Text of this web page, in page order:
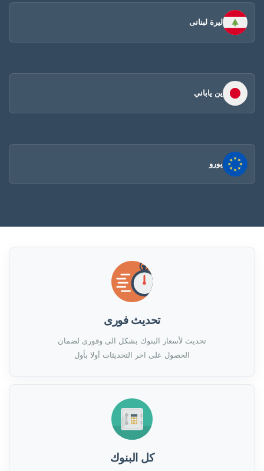
ليرة لبنانى
ين ياباني
يورو
تحديث فورى
تحديث لأسعار البنوك بشكل الى وفورى لضمان
الحصول على اخر التحديثات أولا بأول
كل البنوك